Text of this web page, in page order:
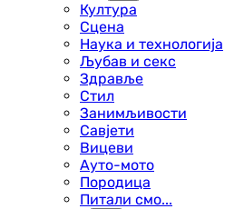
Култура
Сцена
Наука и технологија
Љубав и секс
Здравље
Стил
Занимљивости
Савјети
Вицеви
Ауто-мото
Породица
Питали смо...